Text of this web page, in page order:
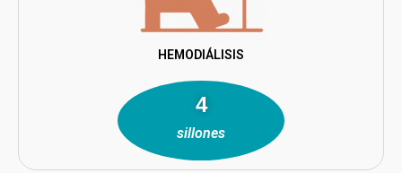
HEMODIÁLISIS
7
sillones